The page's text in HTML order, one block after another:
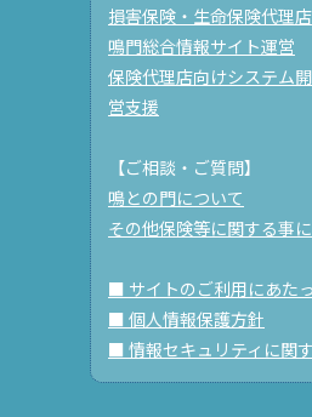
損害保険・生命保険代理店
鳴門総合情報サイト運営
保険代理店向けシステム
営支援
【ご相談・ご質問】
鳴との門について
その他保険等に関する事
■ サイトのご利用にあた
■ 個人情報保護方針
■ 情報セキュリティに関